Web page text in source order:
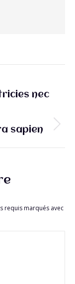
nec
sapien
requis marqués avec